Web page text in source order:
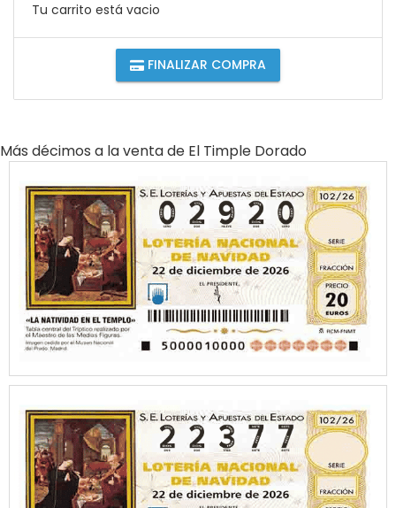
Tu carrito está vacio
FINALIZAR COMPRA
Más décimos a la venta de El Timple Dorado